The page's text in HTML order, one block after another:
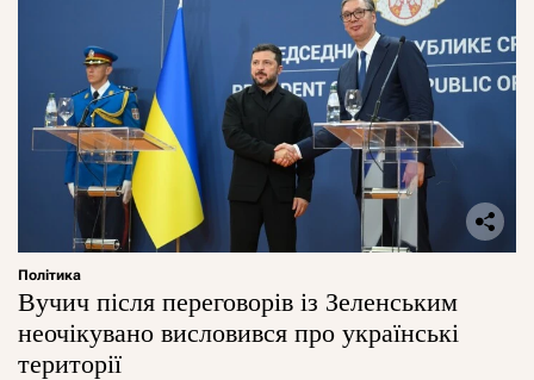
Політика
Вучич після переговорів із Зеленським
неочікувано висловився про українські
території